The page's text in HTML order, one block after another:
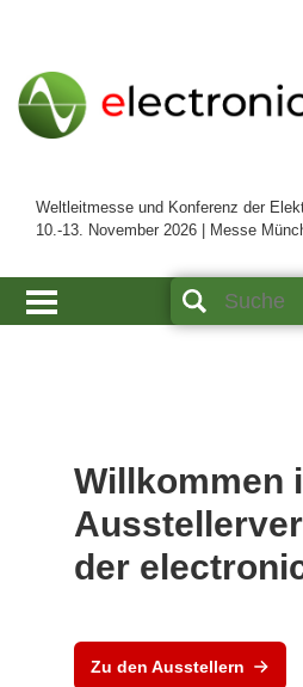
Weltleitmesse und Konferenz der
10.-13. November 2026 | Messe
Willkommen
der
Zu den Ausstellern